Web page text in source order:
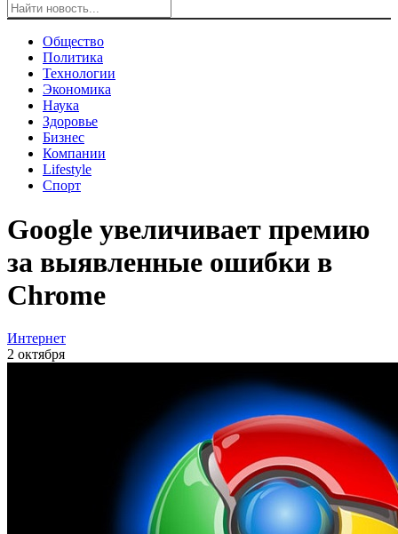
Общество
Политика
Технологии
Экономика
Наука
Здоровье
Бизнес
Компании
Lifestyle
Спорт
Google увеличивает премию
за выявленные ошибки в
Chrome
Интернет
2 октября